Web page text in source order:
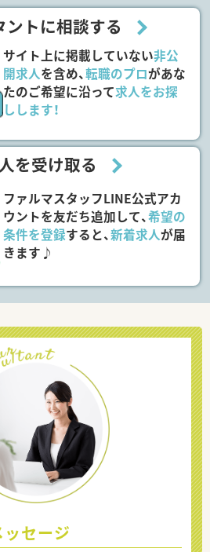
ントに相談する
サイト上に掲載していない非公
開求人を含め、転職のプロがあな
たのご希望に沿って求人をお探
しします！
を受け取る
ファルマスタッフLINE公式アカ
ウントを友だち追加して、希望の
条件を登録すると、新着求人が届
きます♪
ッセージ